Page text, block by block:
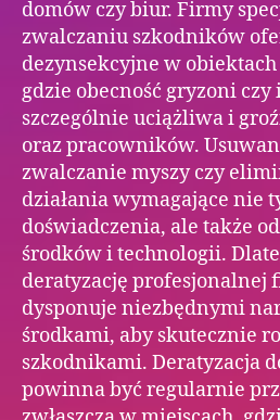
domów czy biur. Firmy
zwalczaniu szkodników
dezynsekcyjne w
gdzie obecność gryzoni
szczególnie uciążliwa i
oraz pracowników.
zwalczanie myszy czy
działania wymagające nie
doświadczenia, ale także
środków i technologii.
deratyzację profesjonalnej
dysponuje niezbędnymi
środkami, aby skutecznie
szkodnikami. Deratyzacja
powinna być regularnie